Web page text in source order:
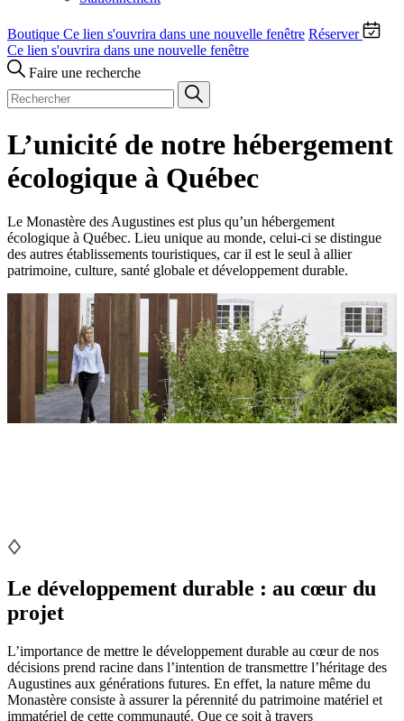
Boutique Ce lien s'ouvrira dans une nouvelle fenêtre Réserver
Ce lien s'ouvrira dans une nouvelle fenêtre
Faire une recherche
L’unicité de notre hébergement
écologique à Québec
Le Monastère des Augustines est plus qu’un hébergement
écologique à Québec. Lieu unique au monde, celui-ci se distingue
des autres établissements touristiques, car il est le seul à allier
patrimoine, culture, santé globale et développement durable.
Le développement durable : au cœur du
projet
L’importance de mettre le développement durable au cœur de nos
décisions prend racine dans l’intention de transmettre l’héritage des
Augustines aux générations futures. En effet, la nature même du
Monastère consiste à assurer la pérennité du patrimoine matériel et
immatériel de cette communauté. Que ce soit à travers